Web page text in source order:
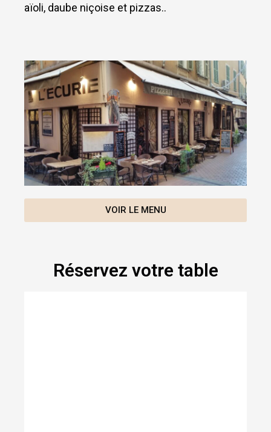
aïoli, daube niçoise et pizzas..
VOIR LE MENU
Réservez votre table